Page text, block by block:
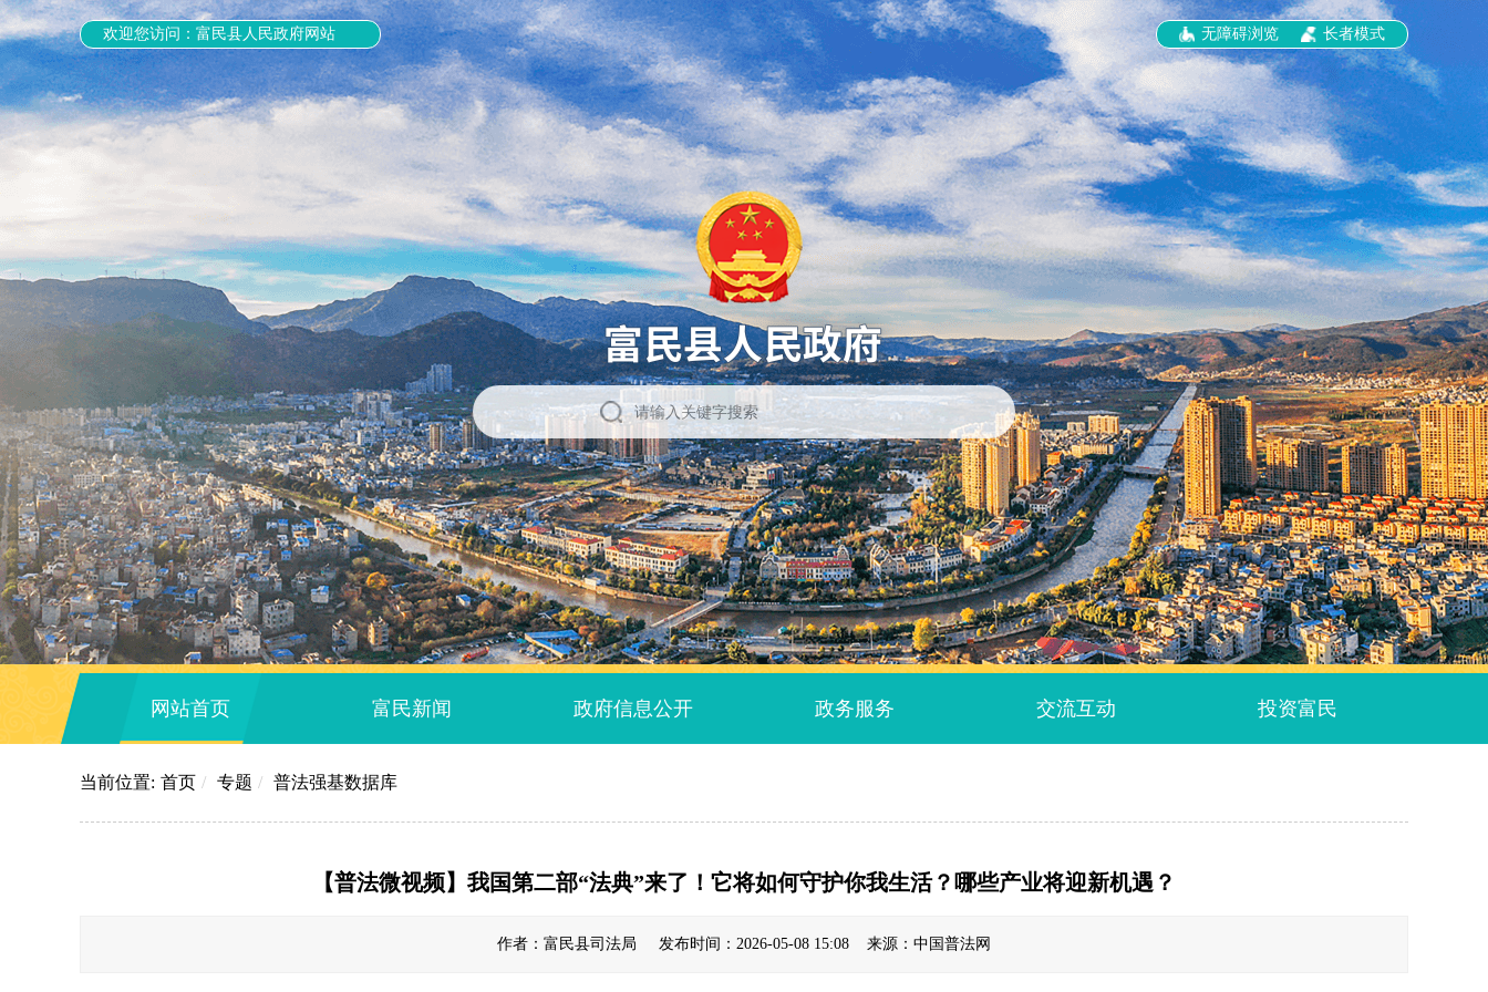
欢迎您访问：富民县人民政府网站 无障碍浏览 长者模式
网站首页 富民新闻 政府信息公开 政务服务 交流互动 投资富民
当前位置: 首页 / 专题 / 普法强基数据库
【普法微视频】我国第二部“法典”来了！它将如何守护你我生活？哪些产业将迎新机遇？
作者：富民县司法局 发布时间：2026-05-08 15:08 来源：中国普法网